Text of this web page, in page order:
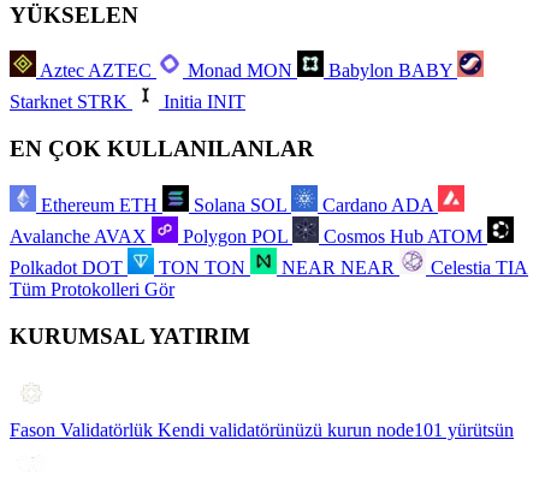
YÜKSELEN
AztecAZTEC Monad MON Babylon BABY
Starknet STRK Initia INIT
EN ÇOK KULLANILANLAR
Ethereum ETH Solana SOL Cardano ADA
Avalanche AVAX Polygon POL Cosmos Hub ATOM
Polkadot DOT TON TON NEAR NEAR Celestia TIA
Tüm Protokolleri Gör
KURUMSAL YATIRIM
Fason Validatörlük Kendi validatörünüzü kurun node101 yürütsün